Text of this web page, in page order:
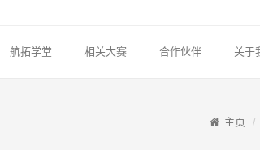
航拓学堂 相关大赛 合作伙伴 关于
主页